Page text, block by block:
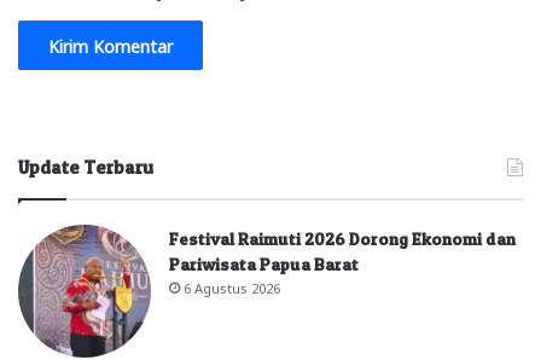
Update Terbaru
Festival Raimuti 2026 Dorong Ekonomi dan
Pariwisata Papua Barat
6 Agustus 2026